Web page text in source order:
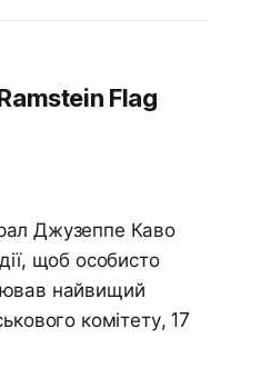
Flag
Джузеппе Каво
щоб особисто
найвищий
комітету, 17